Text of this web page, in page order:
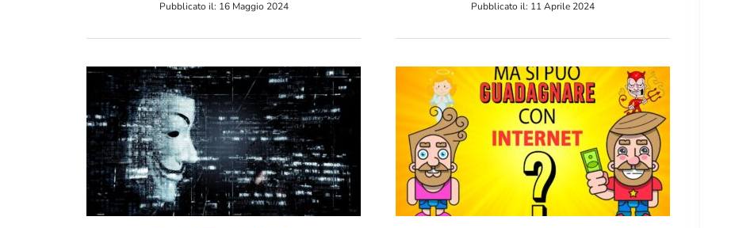
Pubblicato il: 16 Maggio 2024 Pubblicato il: 11 Aprile 2024